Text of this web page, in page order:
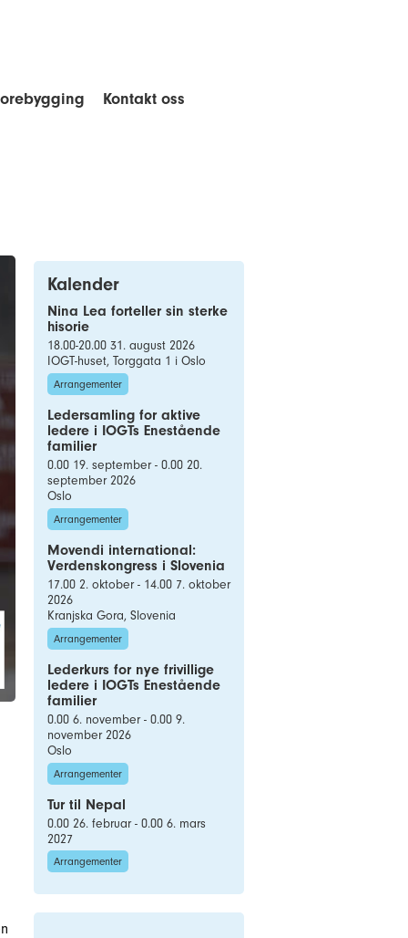
Kontakt oss
Kalender
Nina Lea forteller sin sterke
hisorie
18.00-20.00 31. august 2026
IOGT-huset, Torggata 1 i Oslo
Arrangementer
Ledersamling for aktive
ledere i IOGTs Enestående
familier
0.00 19. september - 0.00 20.
september 2026
Oslo
Arrangementer
Movendi international:
Verdenskongress i Slovenia
17.00 2. oktober - 14.00 7. oktober
2026
Kranjska Gora, Slovenia
Arrangementer
Lederkurs for nye frivillige
ledere i IOGTs Enestående
familier
0.00 6. november - 0.00 9.
november 2026
Oslo
Arrangementer
Tur til Nepal
0.00 26. februar - 0.00 6. mars
2027
Arrangementer